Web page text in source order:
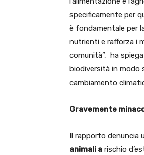
specificamente per
è fondamentale per
nutrienti e rafforza i
comunità”, ha
biodiversità in modo
cambiamento
Gravemente
Il rapporto denuncia
animali a rischio